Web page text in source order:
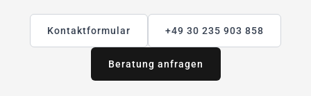
Kontaktformular +49 30 235 903 858
Beratung anfragen